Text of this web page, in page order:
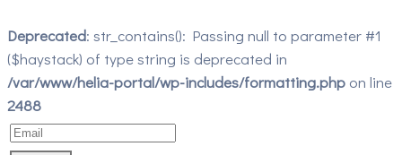
Deprecated: str_contains(): Passing null to parameter #1
($haystack) of type string is deprecated in
/var/www/helia-portal/wp-includes/formatting.php on line
2488